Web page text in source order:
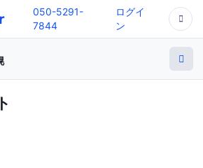
050-5291-
7844
ログイ
ン